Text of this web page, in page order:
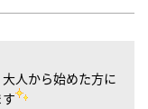
人から始めた方に